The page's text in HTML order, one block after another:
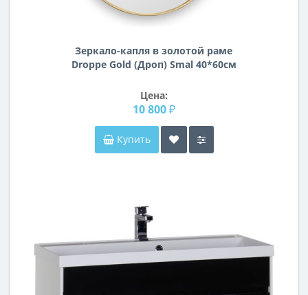
Зеркало-капля в золотой раме
Droppe Gold (Дроп) Smal 40*60см
Цена:
10 800 ₽
Купить